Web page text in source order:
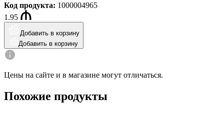
Код продукта: 1000004965
1.95
Добавить в корзину
Добавить в корзину
Цены на сайте и в магазине могут отличаться.
Похожие продукты